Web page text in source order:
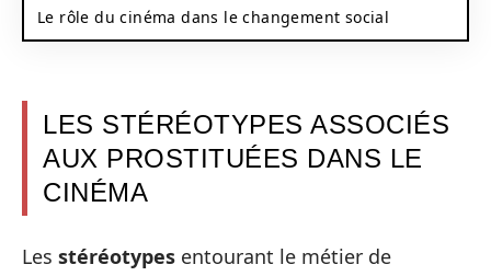
Le rôle du cinéma dans le changement social
LES STÉRÉOTYPES ASSOCIÉS
AUX PROSTITUÉES DANS LE
CINÉMA
Les stéréotypes entourant le métier de